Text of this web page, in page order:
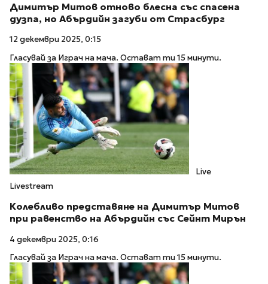
Димитър Митов отново блесна със спасена
дузпа, но Абърдийн загуби от Страсбург
12 декември 2025, 0:15
Гласувай за Играч на мача. Остават ти 15 минути.
Live
Livestream
Колебливо представяне на Димитър Митов
при равенство на Абърдийн със Сейнт Мирън
4 декември 2025, 0:16
Гласувай за Играч на мача. Остават ти 15 минути.